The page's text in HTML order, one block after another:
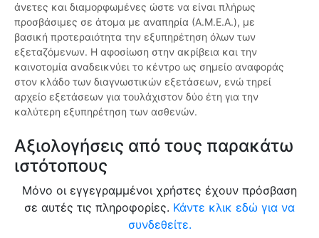
άνετες και διαμορφωμένες ώστε να είναι πλήρως
προσβάσιμες σε άτομα με αναπηρία (Α.Μ.Ε.Α.), με
βασική προτεραιότητα την εξυπηρέτηση όλων των
εξεταζόμενων. Η αφοσίωση στην ακρίβεια και την
καινοτομία αναδεικνύει το κέντρο ως σημείο αναφοράς
στον κλάδο των διαγνωστικών εξετάσεων, ενώ τηρεί
αρχείο εξετάσεων για τουλάχιστον δύο έτη για την
καλύτερη εξυπηρέτηση των ασθενών.
Αξιολογήσεις από τους παρακάτω
ιστότοπους
Μόνο οι εγγεγραμμένοι χρήστες έχουν πρόσβαση
σε αυτές τις πληροφορίες. Κάντε κλικ εδώ για να
συνδεθείτε.